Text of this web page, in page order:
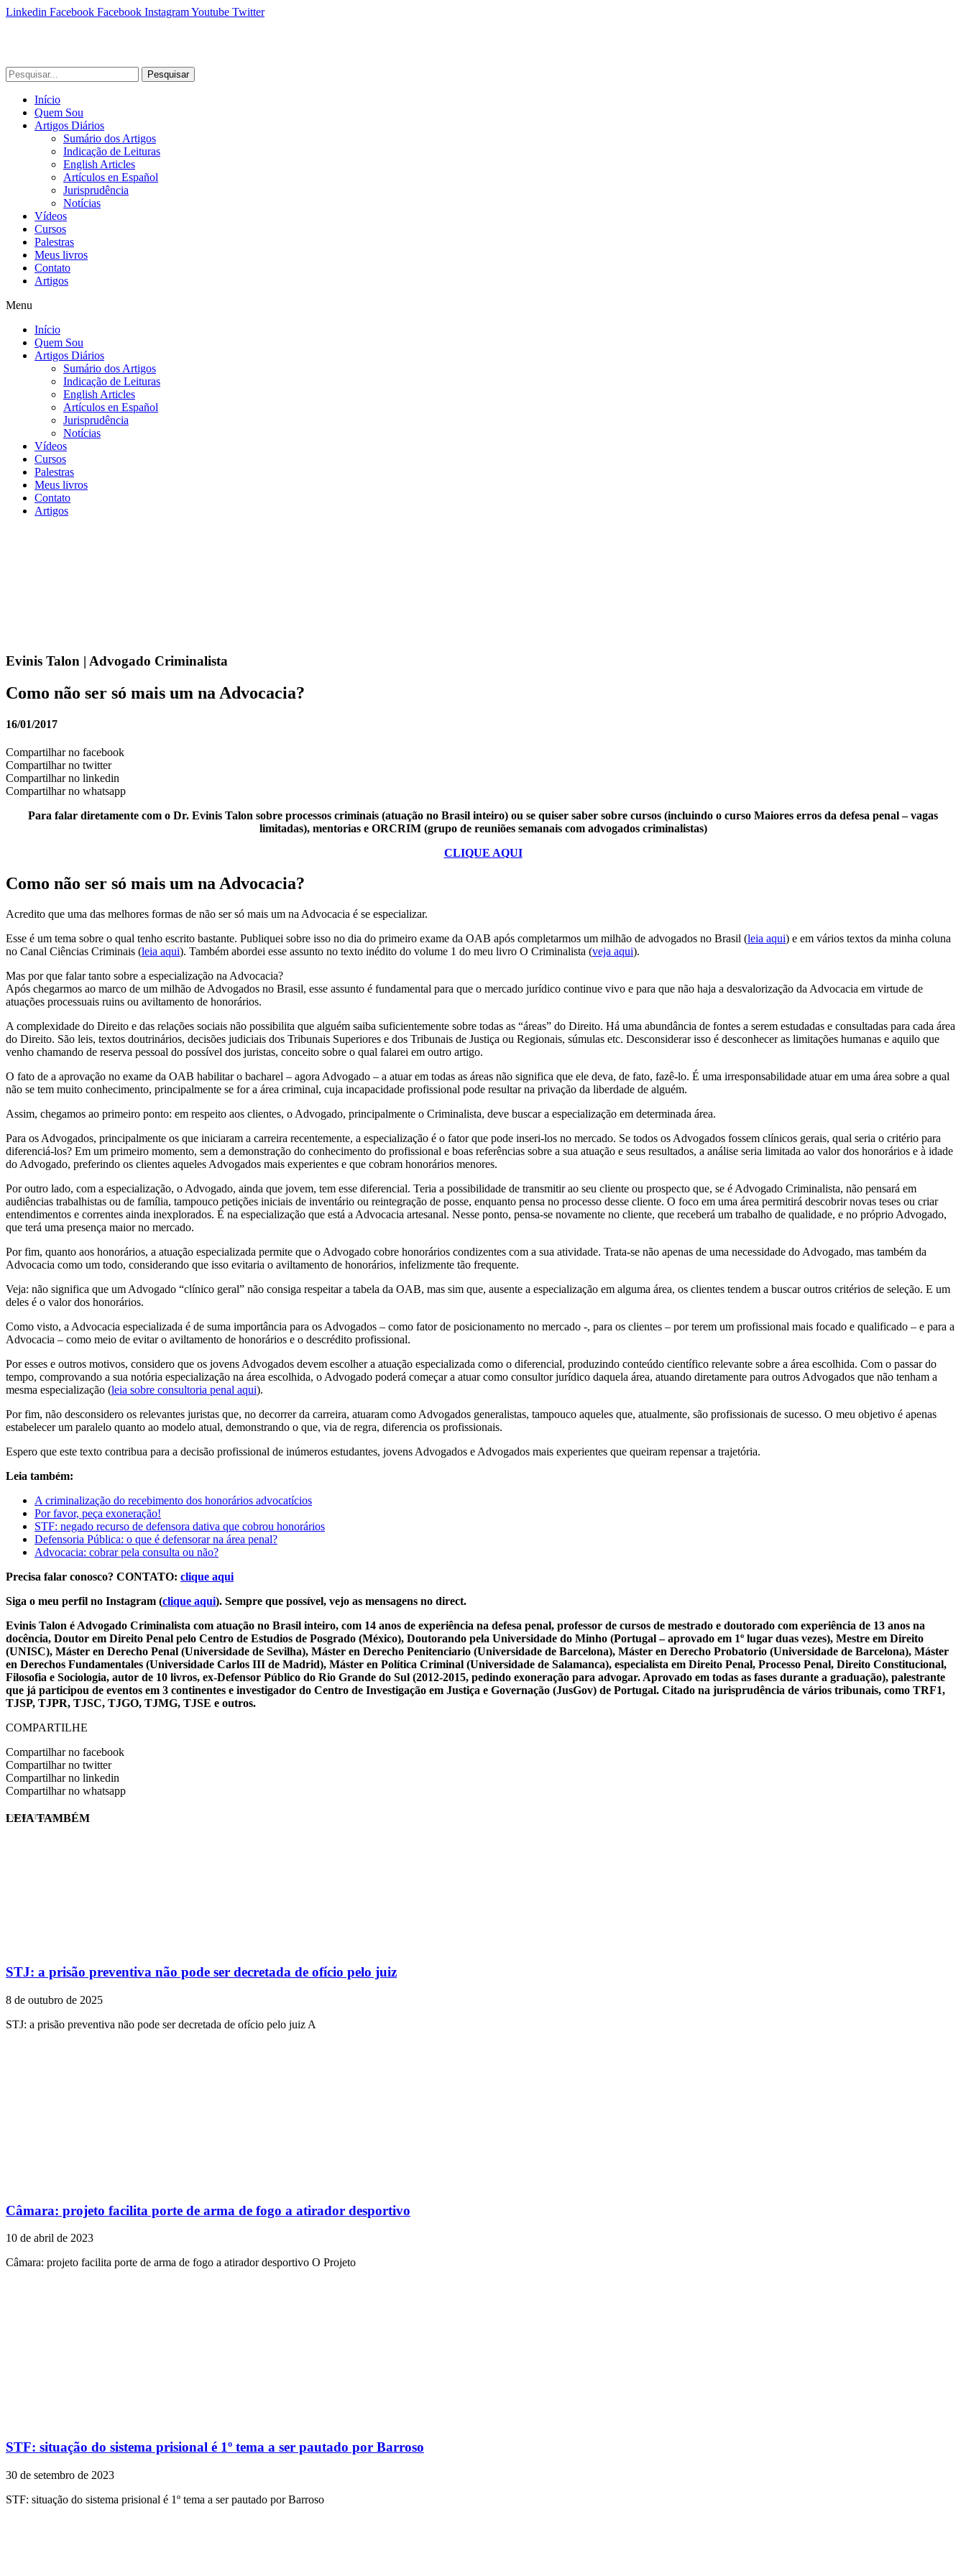
Linkedin Facebook Facebook InstagramYoutube Twitter
Pesquisar
Início
Quem Sou
Artigos Diários
Sumário dos Artigos
Indicação de Leituras
English Articles
Artículos en Español
Jurisprudência
Notícias
Vídeos
Cursos
Palestras
Meus livros
Contato
Artigos
Menu
Início
Quem Sou
Artigos Diários
Sumário dos Artigos
Indicação de Leituras
English Articles
Artículos en Español
Jurisprudência
Notícias
Vídeos
Cursos
Palestras
Meus livros
Contato
Artigos
Evinis Talon | Advogado Criminalista
Como não ser só mais um na Advocacia?
16/01/2017
Compartilhar no facebook
Compartilhar no twitter
Compartilhar no linkedin
Compartilhar no whatsapp
Para falar diretamente com o Dr. Evinis Talon sobre processos criminais (atuação no Brasil inteiro) ou se quiser saber sobre cursos (incluindo o curso Maiores erros da defesa penal – vagas
limitadas), mentorias e ORCRIM (grupo de reuniões semanais com advogados criminalistas)
CLIQUE AQUI
Como não ser só mais um na Advocacia?
Acredito que uma das melhores formas de não ser só mais um na Advocacia é se especializar.
Esse é um tema sobre o qual tenho escrito bastante. Publiquei sobre isso no dia do primeiro exame da OAB após completarmos um milhão de advogados no Brasil (leia aqui) e em vários textos da minha coluna
no Canal Ciências Criminais (leia aqui). Também abordei esse assunto no texto inédito do volume 1 do meu livro O Criminalista (veja aqui).
Mas por que falar tanto sobre a especialização na Advocacia?
Após chegarmos ao marco de um milhão de Advogados no Brasil, esse assunto é fundamental para que o mercado jurídico continue vivo e para que não haja a desvalorização da Advocacia em virtude de
atuações processuais ruins ou aviltamento de honorários.
A complexidade do Direito e das relações sociais não possibilita que alguém saiba suficientemente sobre todas as “áreas” do Direito. Há uma abundância de fontes a serem estudadas e consultadas para cada área
do Direito. São leis, textos doutrinários, decisões judiciais dos Tribunais Superiores e dos Tribunais de Justiça ou Regionais, súmulas etc. Desconsiderar isso é desconhecer as limitações humanas e aquilo que
venho chamando de reserva pessoal do possível dos juristas, conceito sobre o qual falarei em outro artigo.
O fato de a aprovação no exame da OAB habilitar o bacharel – agora Advogado – a atuar em todas as áreas não significa que ele deva, de fato, fazê-lo. É uma irresponsabilidade atuar em uma área sobre a qual
não se tem muito conhecimento, principalmente se for a área criminal, cuja incapacidade profissional pode resultar na privação da liberdade de alguém.
Assim, chegamos ao primeiro ponto: em respeito aos clientes, o Advogado, principalmente o Criminalista, deve buscar a especialização em determinada área.
Para os Advogados, principalmente os que iniciaram a carreira recentemente, a especialização é o fator que pode inseri-los no mercado. Se todos os Advogados fossem clínicos gerais, qual seria o critério para
diferenciá-los? Em um primeiro momento, sem a demonstração do conhecimento do profissional e boas referências sobre a sua atuação e seus resultados, a análise seria limitada ao valor dos honorários e à idade
do Advogado, preferindo os clientes aqueles Advogados mais experientes e que cobram honorários menores.
Por outro lado, com a especialização, o Advogado, ainda que jovem, tem esse diferencial. Teria a possibilidade de transmitir ao seu cliente ou prospecto que, se é Advogado Criminalista, não pensará em
audiências trabalhistas ou de família, tampouco petições iniciais de inventário ou reintegração de posse, enquanto pensa no processo desse cliente. O foco em uma área permitirá descobrir novas teses ou criar
entendimentos e correntes ainda inexplorados. É na especialização que está a Advocacia artesanal. Nesse ponto, pensa-se novamente no cliente, que receberá um trabalho de qualidade, e no próprio Advogado,
que terá uma presença maior no mercado.
Por fim, quanto aos honorários, a atuação especializada permite que o Advogado cobre honorários condizentes com a sua atividade. Trata-se não apenas de uma necessidade do Advogado, mas também da
Advocacia como um todo, considerando que isso evitaria o aviltamento de honorários, infelizmente tão frequente.
Veja: não significa que um Advogado “clínico geral” não consiga respeitar a tabela da OAB, mas sim que, ausente a especialização em alguma área, os clientes tendem a buscar outros critérios de seleção. E um
deles é o valor dos honorários.
Como visto, a Advocacia especializada é de suma importância para os Advogados – como fator de posicionamento no mercado -, para os clientes – por terem um profissional mais focado e qualificado – e para a
Advocacia – como meio de evitar o aviltamento de honorários e o descrédito profissional.
Por esses e outros motivos, considero que os jovens Advogados devem escolher a atuação especializada como o diferencial, produzindo conteúdo científico relevante sobre a área escolhida. Com o passar do
tempo, comprovando a sua notória especialização na área escolhida, o Advogado poderá começar a atuar como consultor jurídico daquela área, atuando diretamente para outros Advogados que não tenham a
mesma especialização (leia sobre consultoria penal aqui).
Por fim, não desconsidero os relevantes juristas que, no decorrer da carreira, atuaram como Advogados generalistas, tampouco aqueles que, atualmente, são profissionais de sucesso. O meu objetivo é apenas
estabelecer um paralelo quanto ao modelo atual, demonstrando o que, via de regra, diferencia os profissionais.
Espero que este texto contribua para a decisão profissional de inúmeros estudantes, jovens Advogados e Advogados mais experientes que queiram repensar a trajetória.
Leia também:
A criminalização do recebimento dos honorários advocatícios
Por favor, peça exoneração!
STF: negado recurso de defensora dativa que cobrou honorários
Defensoria Pública: o que é defensorar na área penal?
Advocacia: cobrar pela consulta ou não?
Precisa falar conosco? CONTATO: clique aqui
Siga o meu perfil no Instagram (clique aqui). Sempre que possível, vejo as mensagens no direct.
Evinis Talon é Advogado Criminalista com atuação no Brasil inteiro, com 14 anos de experiência na defesa penal, professor de cursos de mestrado e doutorado com experiência de 13 anos na
docência, Doutor em Direito Penal pelo Centro de Estudios de Posgrado (México), Doutorando pela Universidade do Minho (Portugal – aprovado em 1º lugar duas vezes), Mestre em Direito
(UNISC), Máster en Derecho Penal (Universidade de Sevilha), Máster en Derecho Penitenciario (Universidade de Barcelona), Máster en Derecho Probatorio (Universidade de Barcelona), Máster
en Derechos Fundamentales (Universidade Carlos III de Madrid), Máster en Política Criminal (Universidade de Salamanca), especialista em Direito Penal, Processo Penal, Direito Constitucional,
Filosofia e Sociologia, autor de 10 livros, ex-Defensor Público do Rio Grande do Sul (2012-2015, pedindo exoneração para advogar. Aprovado em todas as fases durante a graduação), palestrante
que já participou de eventos em 3 continentes e investigador do Centro de Investigação em Justiça e Governação (JusGov) de Portugal. Citado na jurisprudência de vários tribunais, como TRF1,
TJSP, TJPR, TJSC, TJGO, TJMG, TJSE e outros.
COMPARTILHE
Compartilhar no facebook
Compartilhar no twitter
Compartilhar no linkedin
Compartilhar no whatsapp
EVINIS TALON
LEIA TAMBÉM
STJ: a prisão preventiva não pode ser decretada de ofício pelo juiz
8 de outubro de 2025
STJ: a prisão preventiva não pode ser decretada de ofício pelo juiz A
Câmara: projeto facilita porte de arma de fogo a atirador desportivo
10 de abril de 2023
Câmara: projeto facilita porte de arma de fogo a atirador desportivo O Projeto
STF: situação do sistema prisional é 1º tema a ser pautado por Barroso
30 de setembro de 2023
STF: situação do sistema prisional é 1º tema a ser pautado por Barroso